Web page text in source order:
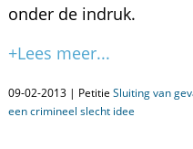
onder de indruk.
+Lees meer...
09-02-2013 | Petitie Sluiting van
een crimineel slecht idee